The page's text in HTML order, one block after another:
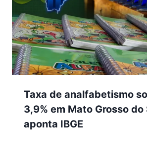
Taxa de analfabetismo
3,9% em Mato Grosso do
aponta IBGE